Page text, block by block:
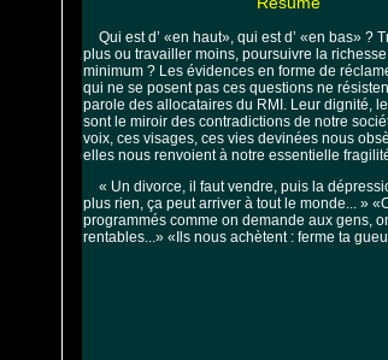
Qui est d’ «en haut», qui est d’ «en bas» ?
plus ou travailler moins, poursuivre la
minimum ? Les évidences en forme de
qui ne se posent pas ces questions ne
parole des allocataires du RMI. Leur dignité,
sont le miroir des contradictions de notre
voix, ces visages, ces vies devinées nous
elles nous renvoient à notre essentielle
« Un divorce, il faut vendre, puis la
plus rien, ça peut arriver à tout le monde... »
programmés comme on demande aux gens,
rentables...» «Ils nous achètent : ferme ta